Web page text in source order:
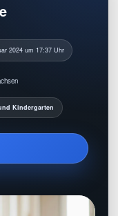
2024 um 17:37 Uhr
Kindergarten